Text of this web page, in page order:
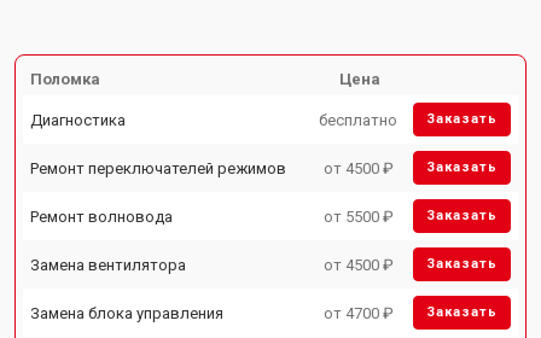
Поломка Цена
Диагностика бесплатно Заказать
Ремонт переключателей режимов от 4500 ₽ Заказать
Ремонт волновода от 5500 ₽ Заказать
Замена вентилятора от 4500 ₽ Заказать
Замена блока управления от 4700 ₽ Заказать